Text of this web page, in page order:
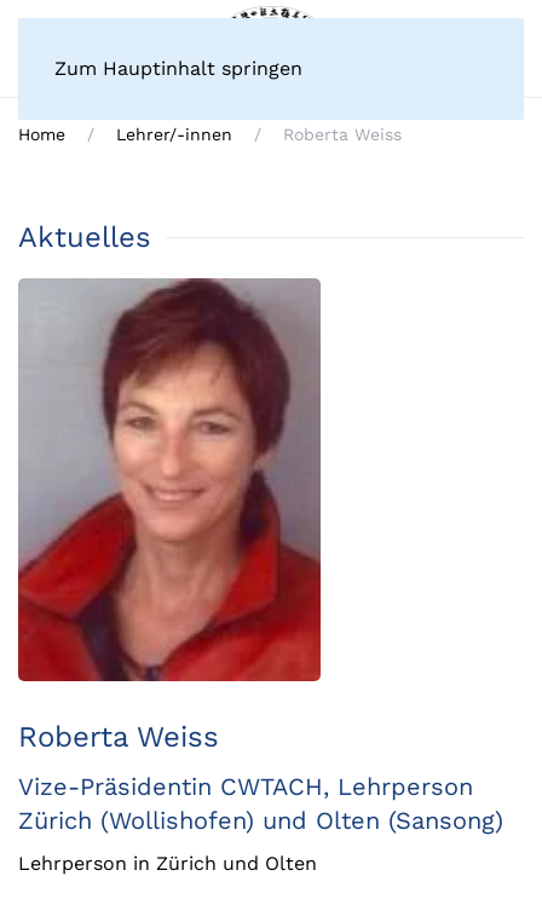
Zum Hauptinhalt springen
Home Lehrer/-innen Roberta Weiss
Aktuelles
Roberta Weiss
Vize-Präsidentin CWTACH, Lehrperson
Zürich (Wollishofen) und Olten (Sansong)
Lehrperson in Zürich und Olten